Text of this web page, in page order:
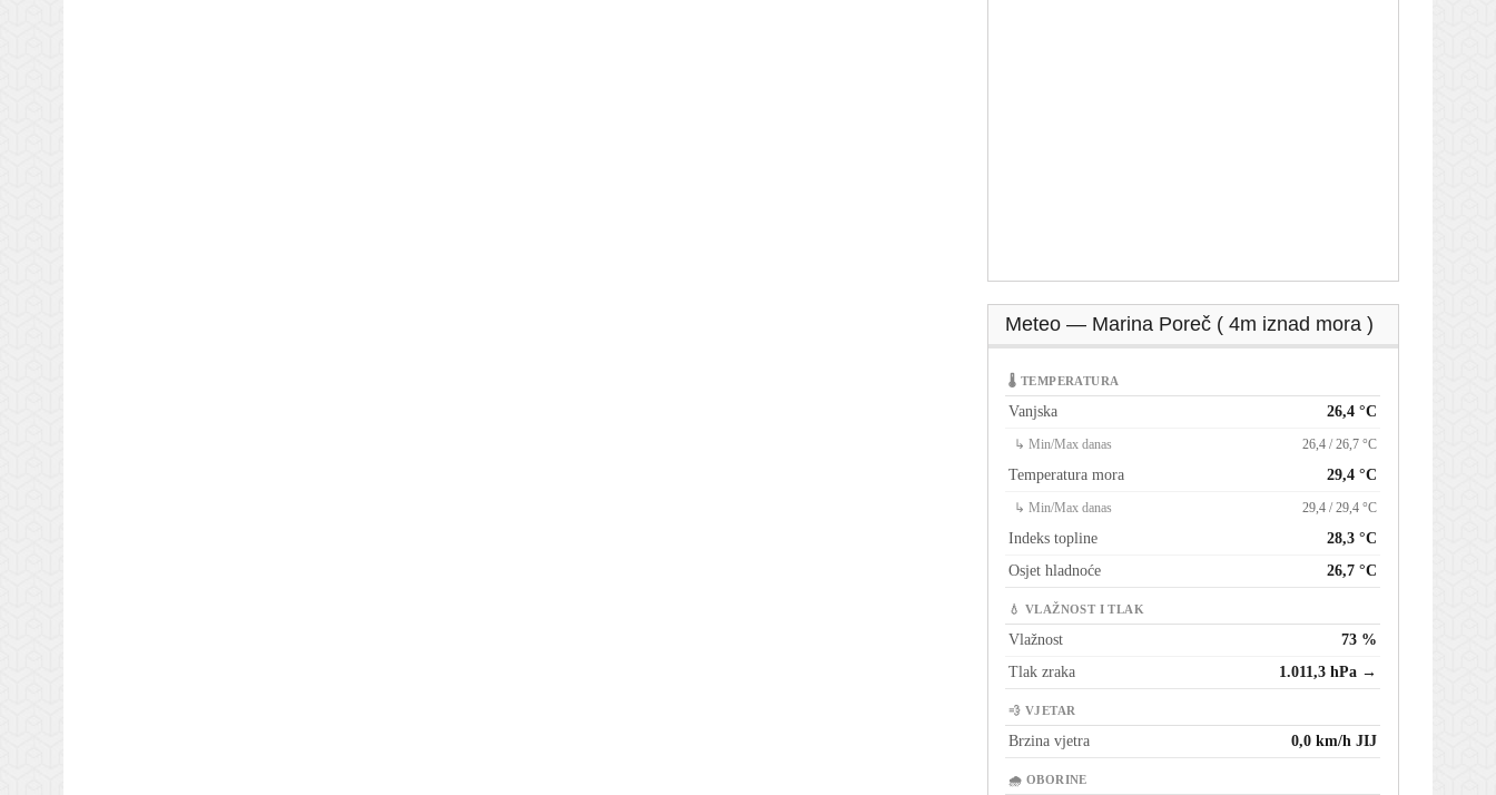
Meteo — Marina Poreč ( 4m iznad mora )
🌡 TEMPERATURA
Vanjska 26,4 °C
↳ Min/Max danas 26,4 / 26,7 °C
Temperatura mora 29,4 °C
↳ Min/Max danas 29,4 / 29,4 °C
Indeks topline
28,3 °C
Osjet hladnoće
26,7 °C
💧 VLAŽNOST I TLAK
Vlažnost
73 %
Tlak zraka
1.011,3 hPa →
💨 VJETAR
Brzina vjetra 0,0 km/h JIJ
🌧 OBORINE